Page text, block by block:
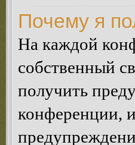
Почему я
На каждой
собственный
получить
конференции,